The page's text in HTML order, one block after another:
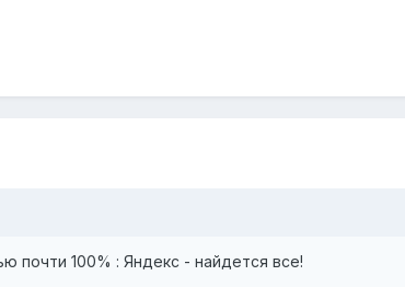
почти 100% : Яндекс - найдется все!